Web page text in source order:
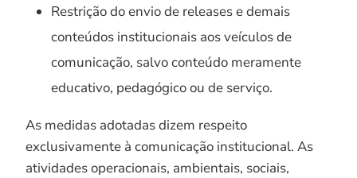
Restrição do envio de releases e demais
conteúdos institucionais aos veículos de
comunicação, salvo conteúdo meramente
educativo, pedagógico ou de serviço.
As medidas adotadas dizem respeito
exclusivamente à comunicação institucional. As
atividades operacionais, ambientais, sociais,